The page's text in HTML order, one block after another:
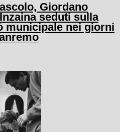
Giordano
seduti sulla
municipale nei giorni